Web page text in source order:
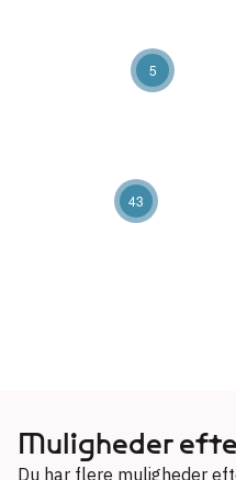
5
43
Bagsværd
Gladsaxe
Muligheder
Du har flere muligheder